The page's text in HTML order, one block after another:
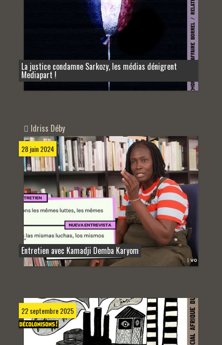
La justice condamne Sarkozy, les médias dénigrent
Mediapart !
Idriss Déby
28 juin 2024
Entretien avec Kamadji Demba Karyom
22 septembre 2025